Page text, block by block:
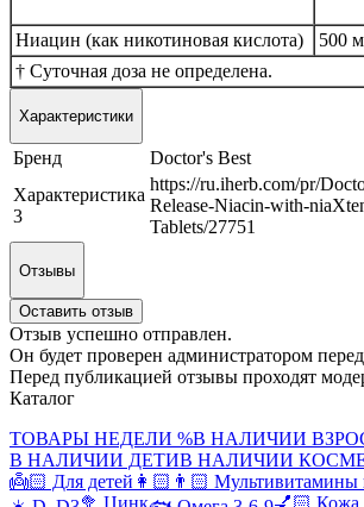
Ниацин (как никотиновая кислота)
500
† Суточная доза не определена.
Характеристики
Бренд
Doctor's Best
Характеристика
3
https://ru.iherb.com/pr/
Release-Niacin-with-
Tablets/27751
Отзывы
Оставить отзыв
Отзыв успешно отправлен.
Он будет проверен администратором
Перед публикацией отзывы проходят
Каталог
ТОВАРЫ НЕДЕЛИ %В НАЛИЧИИ
В НАЛИЧИИ ДЕТИВ НАЛИЧИИ
👼🏻 Для детей 👩🏻👨🏻 Мультивитамины
🥦 Цинк 💅🏻